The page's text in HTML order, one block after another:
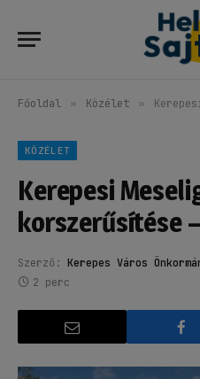
Főoldal » Közélet » Kerepesi
KÖZÉLET
Kerepesi
korszerűsítése
Szerző: Kerepes Város
2 perc